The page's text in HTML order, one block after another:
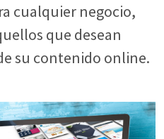
cualquier negocio,
que desean
su contenido online.